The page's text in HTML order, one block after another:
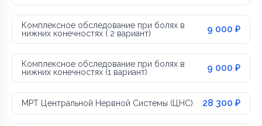
Комплексное обследование при болях в
нижних конечностях ( 2 вариант)
9 000 ₽
Комплексное обследование при болях в
нижних конечностях (1 вариант)
9 000 ₽
МРТ Центральной Нервной Системы (ЦНС) 28 300 ₽